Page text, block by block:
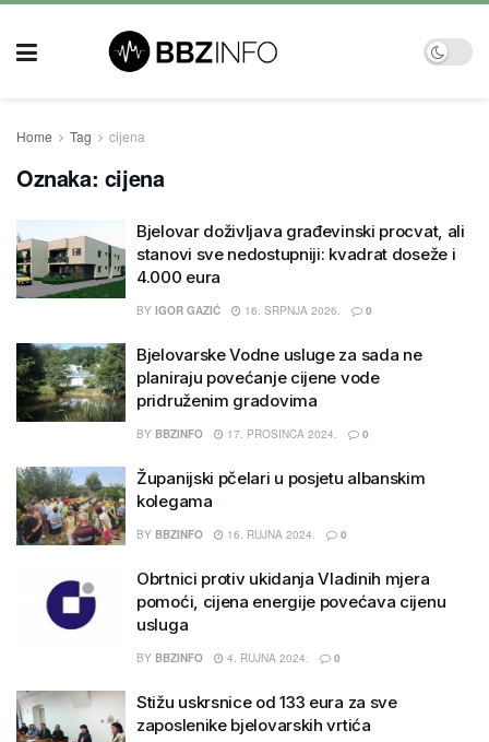
Home Tag cijena
Oznaka: cijena
Bjelovar doživljava građevinski procvat, ali
stanovi sve nedostupniji: kvadrat doseže i
4.000 eura
BY IGOR GAZIĆ 16. SRPNJA 2026. 0
Bjelovarske Vodne usluge za sada ne
planiraju povećanje cijene vode
pridruženim gradovima
BY BBZINFO 17. PROSINCA 2024. 0
Županijski pčelari u posjetu albanskim
kolegama
BY BBZINFO 16. RUJNA 2024. 0
Obrtnici protiv ukidanja Vladinih mjera
pomoći, cijena energije povećava cijenu
usluga
BY BBZINFO 4. RUJNA 2024. 0
Stižu uskrsnice od 133 eura za sve
zaposlenike bjelovarskih vrtića